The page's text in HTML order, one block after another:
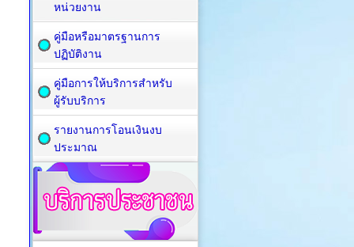
หน่วยงาน
คู่มือหรือมาตรฐานการ
ปฏิบัติงาน
คู่มือการให้บริการสำหรับ
ผู้รับบริการ
รายงานการโอนเงินงบ
ประมาณ